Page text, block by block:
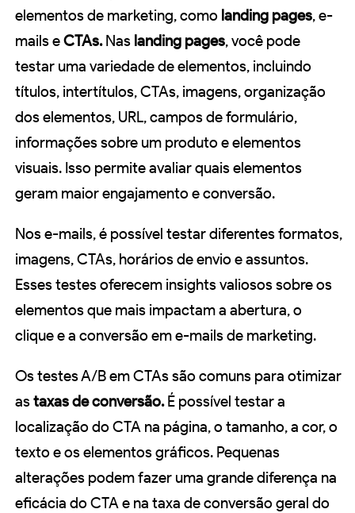
elementos de marketing, como landing pages, e-
mails eCTAs.Nas landing pages, você pode
testar uma variedade de elementos, incluindo
títulos, intertítulos, CTAs, imagens, organização
dos elementos, URL, campos de formulário,
informações sobre um produto e elementos
visuais. Isso permite avaliar quais elementos
geram maior engajamento e conversão.
Nos e-mails, é possível testar diferentes formatos,
imagens, CTAs, horários de envio e assuntos.
Esses testes oferecem insights valiosos sobre os
elementos que mais impactam a abertura, o
clique e a conversão em e-mails de marketing.
Os testes A/B em CTAs são comuns para otimizar
astaxas de conversão.É possível testar a
localização do CTA na página, o tamanho, a cor, o
texto e os elementos gráficos. Pequenas
alterações podem fazer uma grande diferença na
eficácia do CTA e na taxa de conversão geral do